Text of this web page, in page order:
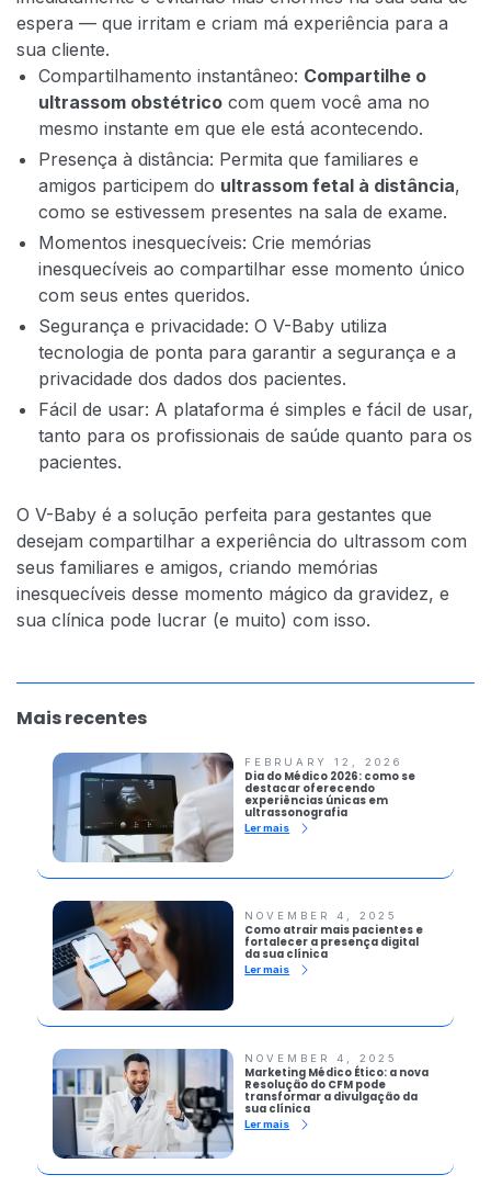
espera — que irritam e criam má experiência para a
sua cliente.
Compartilhamento instantâneo: Compartilhe o
ultrassom obstétrico com quem você ama no
mesmo instante em que ele está acontecendo.
Presença à distância: Permita que familiares e
amigos participem do ultrassom fetal à distância,
como se estivessem presentes na sala de exame.
Momentos inesquecíveis: Crie memórias
inesquecíveis ao compartilhar esse momento único
com seus entes queridos.
Segurança e privacidade: O V-Baby utiliza
tecnologia de ponta para garantir a segurança e a
privacidade dos dados dos pacientes.
Fácil de usar: A plataforma é simples e fácil de usar,
tanto para os profissionais de saúde quanto para os
pacientes.
O V-Baby é a solução perfeita para gestantes que
desejam compartilhar a experiência do ultrassom com
seus familiares e amigos, criando memórias
inesquecíveis desse momento mágico da gravidez, e
sua clínica pode lucrar (e muito) com isso.
Mais recentes
FEBRUARY 12, 2026
Dia do Médico 2026: como se
destacar oferecendo
experiências únicas em
ultrassonografia
Ler mais
NOVEMBER 4, 2025
Como atrair mais pacientes e
fortalecer a presença digital
da sua clínica
Ler mais
NOVEMBER 4, 2025
Marketing Médico Ético: a nova
Resolução do CFM pode
transformar a divulgação da
sua clínica
Ler mais